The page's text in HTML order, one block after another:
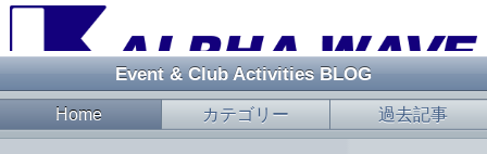
Event & Club Activities BLOG
Home カテゴリー 過去記事